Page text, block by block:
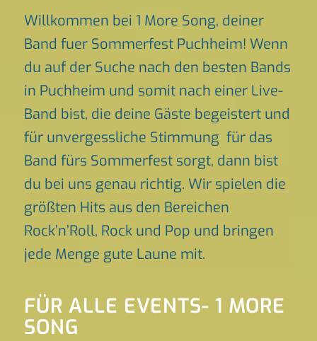
Willkommen bei 1 More Song, deiner
Band fuer Sommerfest Puchheim! Wenn
du auf der Suche nach den besten Bands
in Puchheim und somit nach einer Live-
Band bist, die deine Gäste begeistert und
für unvergessliche Stimmung für das
Band fürs Sommerfest sorgt, dann bist
du bei uns genau richtig. Wir spielen die
größten Hits aus den Bereichen
Rock’n’Roll, Rock und Pop und bringen
jede Menge gute Laune mit.
FÜR ALLE EVENTS- 1 MORE
SONG